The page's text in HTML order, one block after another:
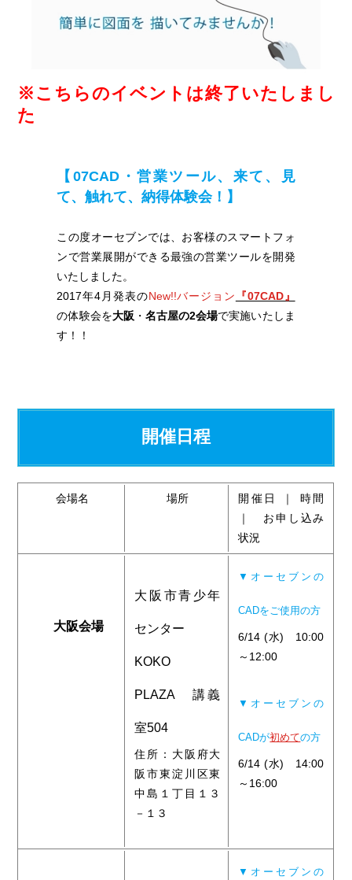
※こちらのイベントは終了いたしまし
た
【07CAD・営業ツール、来て、見
て、触れて、納得体験会！】
この度オーセブンでは、お客様のスマートフォ
ンで営業展開ができる最強の営業ツールを開発
いたしました。
2017年4月発表のNew!!バージョン
『07CAD』
の体験会を大阪 ・ 名古屋の2会場で実施いたしま
す！！
開催日程
会場名 場所
開催日 ｜ 時間
｜ お申し込み
状況
大阪会場
大阪市青少年
センター
KOKO
PLAZA 講義
室504
住所：大阪府大
阪市東淀川区東
中島１丁目１３
－１３
▼オーセブンの
CADをご使用の方
6/14 (水) 10:00
～12:00
▼オーセブンの
CADが初めての方
6/14 (水) 14:00
～16:00
▼オーセブンの